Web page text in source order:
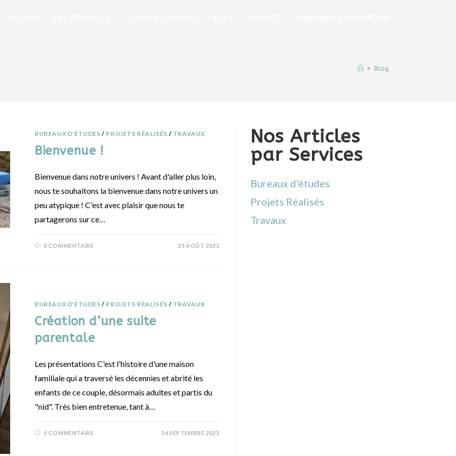
> Blog
BUREAUX D'ÉTUDES / PROJETS RÉALISÉS / TRAVAUX
Bienvenue !
Bienvenue dans notre univers ! Avant d'aller plus loin,
nous te souhaitons la bienvenue dans notre univers un
peu atypique ! C'est avec plaisir que nous te
partagerons sur ce…
0 COMMENTAIRE 25 AOÛT 2023
BUREAUX D'ÉTUDES / PROJETS RÉALISÉS / TRAVAUX
Création d’une suite
parentale
Les présentations C'est l'histoire d'une maison
familiale qui a traversé les décennies et abrité les
enfants de ce couple, désormais adultes et partis du
"nid". Très bien entretenue, tant à…
0 COMMENTAIRE 14 SEPTEMBRE 2023
Nos Articles
par Services
Bureaux d'études
Projets Réalisés
Travaux